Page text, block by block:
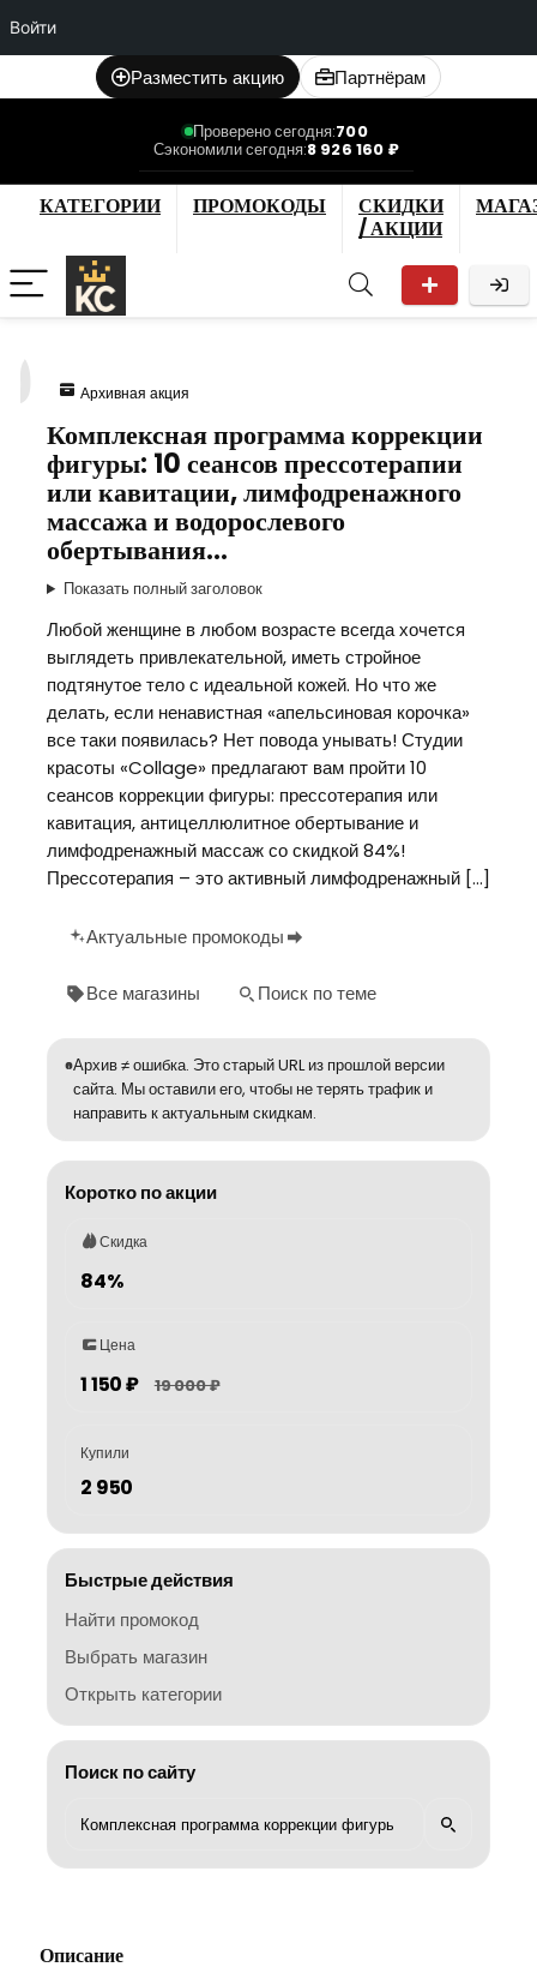
Войти
Разместить акцию Партнёрам
Проверено сегодня:700
Сэкономили сегодня:8 926 160 ₽
КАТЕГОРИИ ПРОМОКОДЫ
СКИДКИ
/ АКЦИИ
Архивная акция
Комплексная программа коррекции
фигуры: 10 сеансов прессотерапии
или кавитации, лимфодренажного
массажа и водорослевого
обертывания…
Показать полный заголовок
Любой женщине в любом возрасте всегда хочется
выглядеть привлекательной, иметь стройное
подтянутое тело с идеальной кожей. Но что же
делать, если ненавистная «апельсиновая корочка»
все таки появилась? Нет повода унывать! Студии
красоты «Collage» предлагают вам пройти 10
сеансов коррекции фигуры: прессотерапия или
кавитация, антицеллюлитное обертывание и
лимфодренажный массаж со скидкой 84%!
Прессотерапия – это активный лимфодренажный […]
Актуальные промокоды
Все магазины Поиск по теме
Архив ≠ ошибка. Это старый URL из прошлой версии
сайта. Мы оставили его, чтобы не терять трафик и
направить к актуальным скидкам.
Коротко по акции
Скидка
84%
Цена
1 150 ₽ 19 000 ₽
Купили
2 950
Быстрые действия
Найти промокод
Выбрать магазин
Открыть категории
Поиск по сайту
Описание